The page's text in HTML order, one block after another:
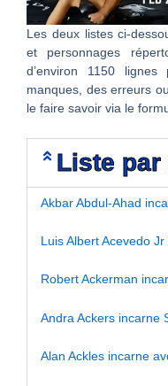
Les deux listes ci-
et personnages
d’environ 1150
manques, des erreurs
le faire savoir via le
Liste par
Akbar Abdul-Ahad
Luis Albert Acevedo
Robert Ackerman
Andra Ackers incarne
Alan Ackles incarne